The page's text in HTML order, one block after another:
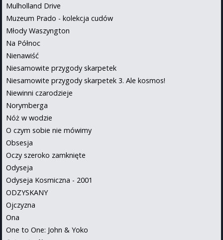
Mulholland Drive
Muzeum Prado - kolekcja cudów
Młody Waszyngton
Na Północ
Nienawiść
Niesamowite przygody skarpetek
Niesamowite przygody skarpetek 3. Ale kosmos!
Niewinni czarodzieje
Norymberga
Nóż w wodzie
O czym sobie nie mówimy
Obsesja
Oczy szeroko zamknięte
Odyseja
Odyseja Kosmiczna - 2001
ODZYSKANY
Ojczyzna
Ona
One to One: John & Yoko